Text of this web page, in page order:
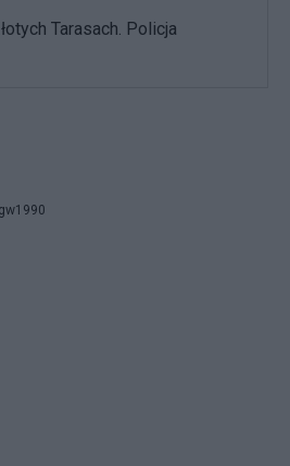
Tarasach. Policja